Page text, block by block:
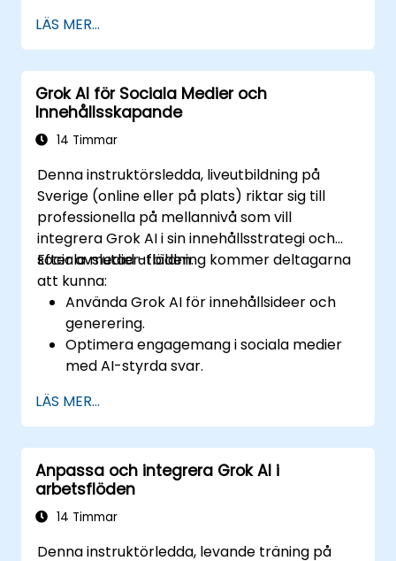
LÄS MER...
Grok AI för Sociala Medier och
Innehållsskapande
14 Timmar
Denna instruktörsledda, liveutbildning på
Sverige (online eller på plats) riktar sig till
professionella på mellannivå som vill
integrera Grok AI i sin innehållsstrategi och
sociala medier-flöden.
Efter avslutad utbildning kommer deltagarna
att kunna:
Använda Grok AI för innehållsideer och
generering.
Optimera engagemang i sociala medier
med AI-styrda svar.
och trendanalys.
Utnyttja AI för målinriktat
målgruppsfokus.
Säkerställa etisk och effektiv användning
av AI i marknadsföring på sociala medier.
LÄS MER...
Anpassa och integrera Grok AI i
arbetsflöden
14 Timmar
Denna instruktörledda, levande träning på